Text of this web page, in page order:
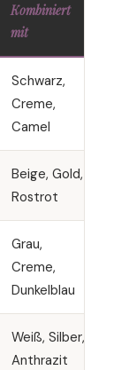
Kombiniert
mit
Schwarz,
Creme,
Camel
Beige, Gold,
Rostrot
Grau,
Creme,
Dunkelblau
Weiß, Silber,
Anthrazit